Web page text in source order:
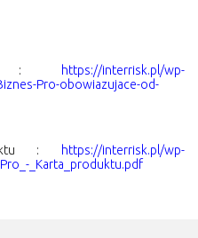
:
https://interrisk.pl/wp-
Pro-obowiazujace-od-
:
https://interrisk.pl/wp-
_Karta_produktu.pdf